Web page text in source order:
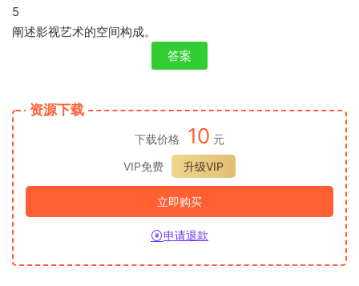
5
阐述影视艺术的空间构成。
答案
资源下载
下载价格 10 元
VIP免费
升级VIP
立即购买
申请退款